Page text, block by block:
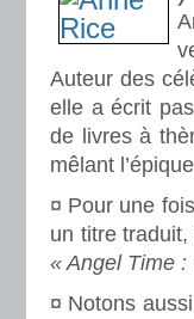
Auteur des
elle a écrit
de livres à
mêlant
¤ Pour une
un titre
« Angel Time
¤ Notons